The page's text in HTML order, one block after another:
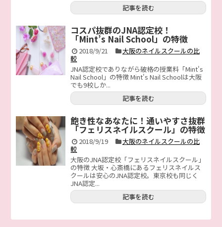
記事を読む
コスパ抜群のJNA認定校！
「Mint’s Nail School」の特徴
2018/9/21
大阪のネイルスクールの比
較
JNA認定校でありながら破格の授業料「Mint's
Nail School」の特徴 Mint's Nail Schoolは大阪
でも9校しか...
記事を読む
飽き性なあなたに！通いやすさ抜群
「フェリスネイルスクール」の特徴
2018/9/19
大阪のネイルスクールの比
較
大阪のJNA認定校「フェリスネイルスクール」
の特徴 大坂・心斎橋にあるフェリスネイルス
クールは安心のJNA認定校。東京校も同じく
JNA認定...
記事を読む